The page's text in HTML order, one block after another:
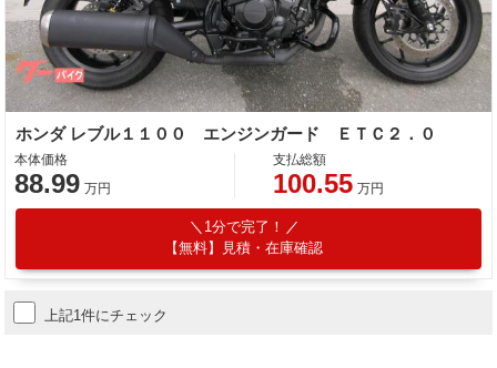
ホンダ レブル１１００ エンジンガード ＥＴＣ２．０
本体価格
88.99 万円
支払総額
100.55 万円
1分で完了！
【無料】見積・在庫確認
上記1件にチェック